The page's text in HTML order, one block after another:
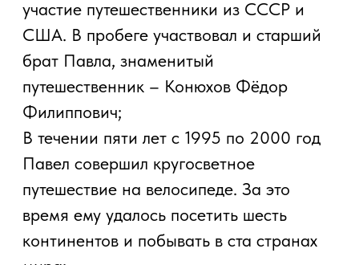
Для СМИ
По вопросам сотрудничества
+7 (910) 746-85-09